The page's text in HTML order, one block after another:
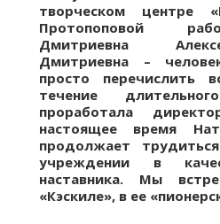
творческом центре
Протопоповой
Дмитриевна
Дмитриевна –
просто перечислить
течение
проработала
настоящее время
продолжает
учреждении в
наставника. Мы
«Кэскиле», в ее